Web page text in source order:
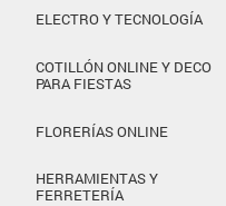
ELECTRO Y TECNOLOGÍA
COTILLÓN ONLINE Y DECO
PARA FIESTAS
FLORERÍAS ONLINE
HERRAMIENTAS Y
FERRETERÍA